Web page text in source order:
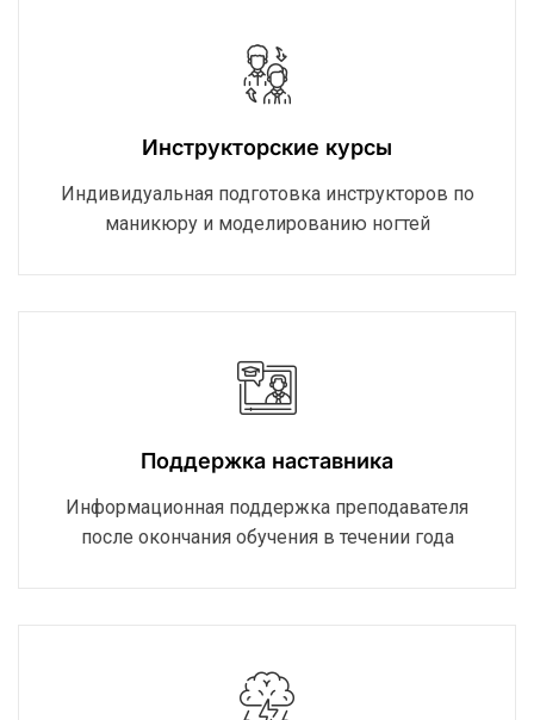
Инструкторские курсы
Индивидуальная подготовка инструкторов по
маникюру и моделированию ногтей
Поддержка наставника
Информационная поддержка преподавателя
после окончания обучения в течении года